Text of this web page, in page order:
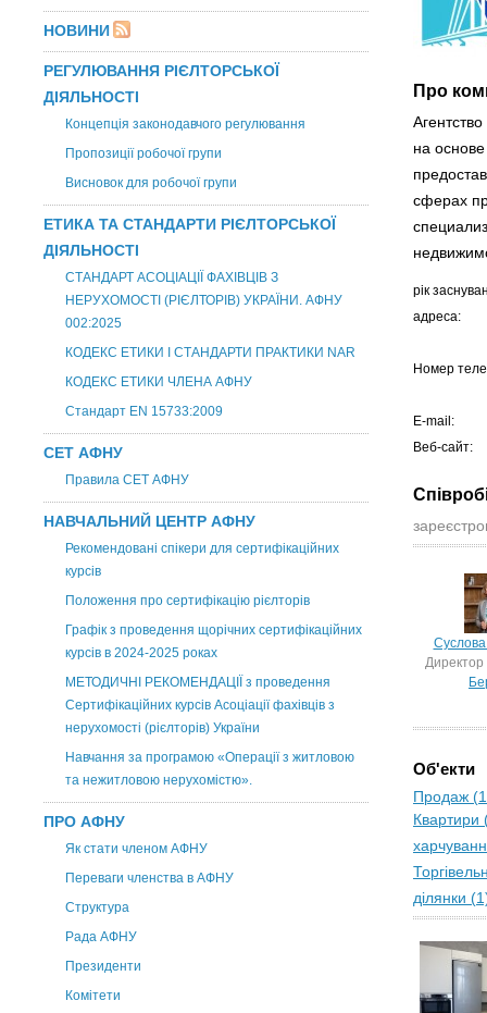
НОВИНИ
РЕГУЛЮВАННЯ РІЄЛТОРСЬКОЇ
ДІЯЛЬНОСТІ
Концепція законодавчого регулювання
Пропозиції робочої групи
Висновок для робочої групи
ЕТИКА ТА СТАНДАРТИ РІЄЛТОРСЬКОЇ
ДІЯЛЬНОСТІ
СТАНДАРТ АСОЦІАЦІЇ ФАХІВЦІВ З
НЕРУХОМОСТІ (РІЄЛТОРІВ) УКРАЇНИ. АФНУ
002:2025
КОДЕКС ЕТИКИ І СТАНДАРТИ ПРАКТИКИ NAR
КОДЕКС ЕТИКИ ЧЛЕНА АФНУ
Стандарт EN 15733:2009
СЕТ АФНУ
Правила СЕТ АФНУ
НАВЧАЛЬНИЙ ЦЕНТР АФНУ
Рекомендовані спікери для сертифікаційних
курсів
Положення про сертифікацію рієлторів
Графік з проведення щорічних сертифікаційних
курсів в 2024-2025 роках
МЕТОДИЧНІ РЕКОМЕНДАЦІЇ з проведення
Сертифікаційних курсів Асоціації фахівців з
нерухомості (рієлторів) України
Навчання за програмою «Операції з житловою
та нежитловою нерухомістю».
ПРО АФНУ
Як стати членом АФНУ
Переваги членства в АФНУ
Структура
Рада АФНУ
Президенти
Комітети
Про
на
сферах
рік
адреса:
Номер
E-mail:
Веб-сайт:
Директор
Об'екти
Продаж
Квартири
ділянки